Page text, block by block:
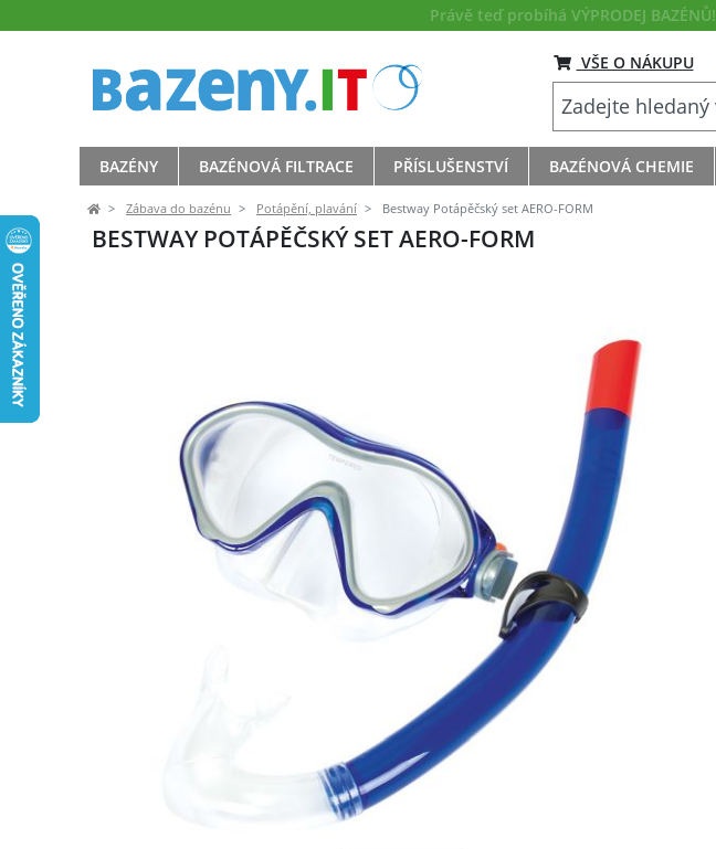
Právě teď probíhá VÝPRODEJ BAZÉNŮ!
VŠE O NÁKUPU
BAZÉNY BAZÉNOVÁ FILTRACE PŘÍSLUŠENSTVÍ BAZÉNOVÁ CHEMIE
Zábava do bazénu Potápění, plavání Bestway Potápěčský set AERO-FORM
BESTWAY POTÁPĚČSKÝ SET AERO-FORM